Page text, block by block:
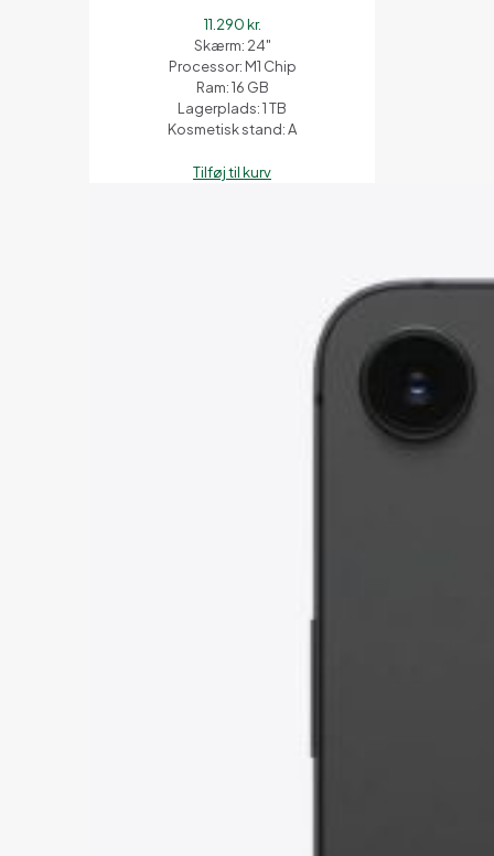
11.290kr.
Skærm: 24"
Processor: M1 Chip
Ram: 16 GB
Lagerplads: 1 TB
Kosmetisk stand: A
Tilføj til kurv